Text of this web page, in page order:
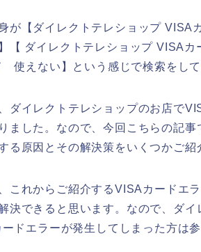
が【ダイレクトテレショップ VISA
【 ダイレクトテレショップ VISA
使えない】という感じで検索をして
ダイレクトテレショップのお店で
ました。なので、今回こちらの記
る原因とその解決策をいくつかご紹
これからご紹介するVISAカードエ
決できると思います。なので、ダ
ドエラーが発生してしまった方は